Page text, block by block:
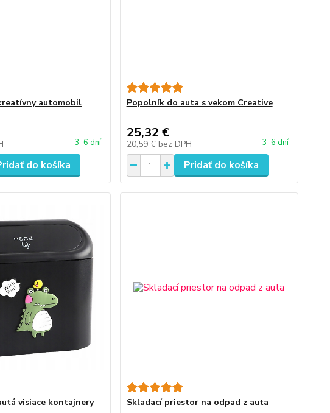
automobil
3-6 dní
do košíka
Popolník do auta s vekom Creative
25,32 €
20,59 € bez DPH 3-6 dní
Pridať do košíka
visiace kontajnery
Skladací priestor na odpad z auta